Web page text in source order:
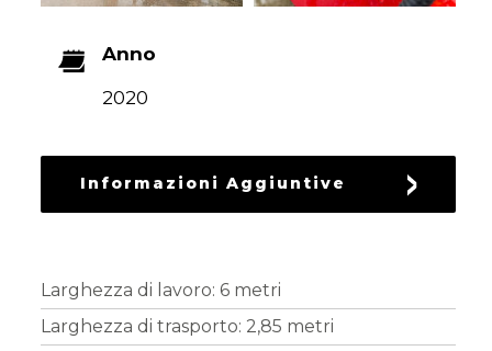
Anno
2020
Informazioni Aggiuntive
Larghezza di lavoro: 6 metri
Larghezza di trasporto: 2,85 metri
USATI